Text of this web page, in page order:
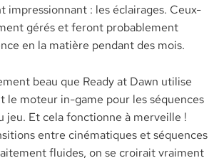
impressionnant : les éclairages. Ceux-
gérés et feront probablement
en la matière pendant des mois.
beau que Ready at Dawn utilise
le moteur in-game pour les séquences
jeu. Et cela fonctionne à merveille !
entre cinématiques et séquences
fluides, on se croirait vraiment